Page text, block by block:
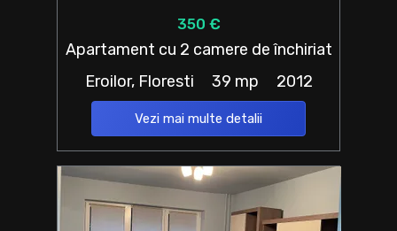
350 €
Apartament cu 2 camere de închiriat
Eroilor, Floresti
39 mp 2012
Vezi mai multe detalii